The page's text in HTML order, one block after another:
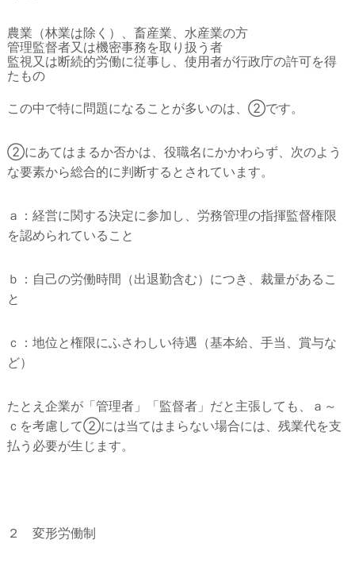
農業（林業は除く）、畜産業、水産業の方
管理監督者又は機密事務を取り扱う者
監視又は断続的労働に従事し、使用者が行政庁の許可を得
たもの
この中で特に問題になることが多いのは、②です。
②にあてはまるか否かは、役職名にかかわらず、次のよう
な要素から総合的に判断するとされています。
ａ：経営に関する決定に参加し、労務管理の指揮監督権限
を認められていること
ｂ：自己の労働時間（出退勤含む）につき、裁量があるこ
と
ｃ：地位と権限にふさわしい待遇（基本給、手当、賞与な
ど）
たとえ企業が「管理者」「監督者」だと主張しても、ａ～
ｃを考慮して②には当てはまらない場合には、残業代を支
払う必要が生じます。
２ 変形労働制